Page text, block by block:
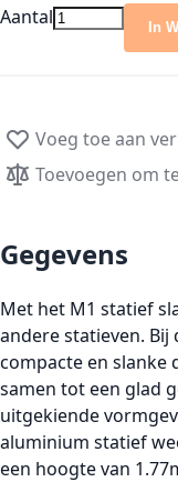
Aantal In
Voeg toe aan
Toevoegen om
Gegevens
Met het M1 statief
andere statieven.
compacte en slanke
samen tot een glad
uitgekiende
aluminium statief
een hoogte van